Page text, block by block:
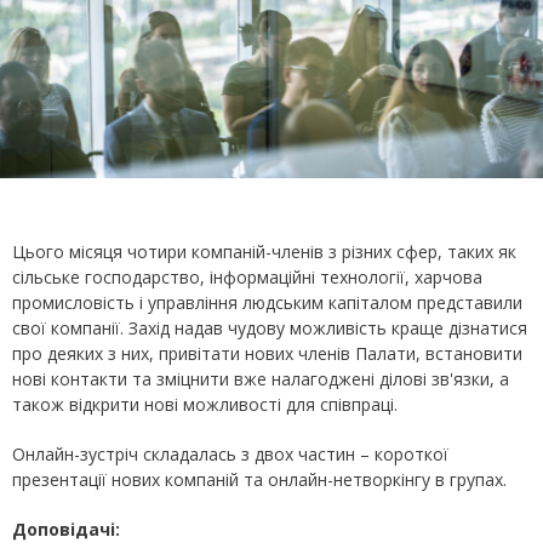
Цього місяця чотири компаній-членів з різних сфер, таких як
сільське господарство, інформаційні технології, харчова
промисловість і управління людським капіталом представили
свої компанії. Захід надав чудову можливість краще дізнатися
про деяких з них, привітати нових членів Палати, встановити
нові контакти та зміцнити вже налагоджені ділові зв'язки, а
також відкрити нові можливості для співпраці.
Онлайн-зустріч складалась з двох частин – короткої
презентації нових компаній та онлайн-нетворкінгу в групах.
Доповідачі: